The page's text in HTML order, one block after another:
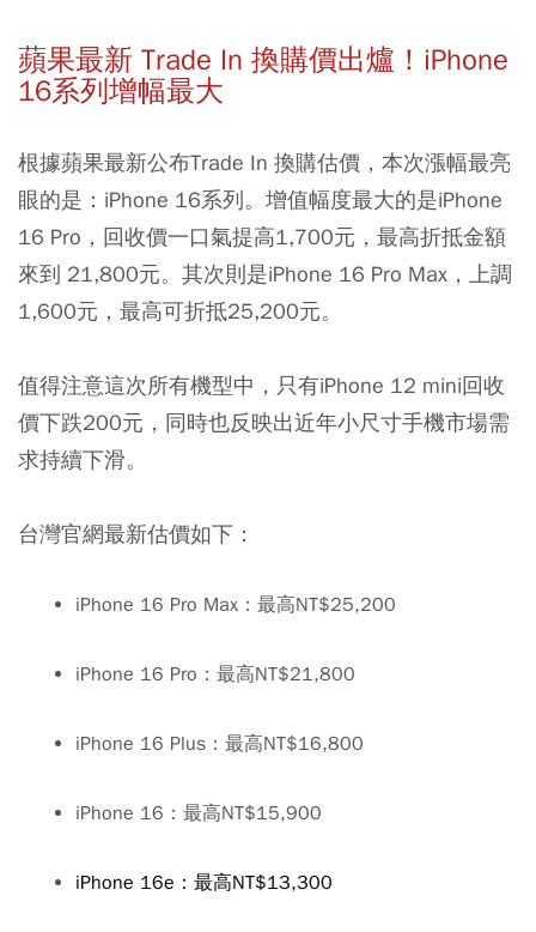
蘋果最新 Trade In 換購價出爐！iPhone
16系列增幅最大
根據蘋果最新公布Trade In 換購估價，本次漲幅最亮
眼的是：iPhone 16系列。增值幅度最大的是iPhone
16 Pro，回收價一口氣提高1,700元，最高折抵金額
來到 21,800元。其次則是iPhone 16 Pro Max，上調
1,600元，最高可折抵25,200元。
值得注意這次所有機型中，只有iPhone 12 mini回收
價下跌200元，同時也反映出近年小尺寸手機市場需
求持續下滑。
台灣官網最新估價如下：
iPhone 16 Pro Max：最高NT$25,200
iPhone 16 Pro：最高NT$21,800
iPhone 16 Plus：最高NT$16,800
iPhone 16：最高NT$15,900
iPhone 16e：最高NT$13,300